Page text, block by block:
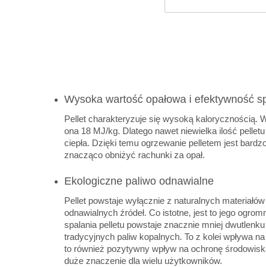
Wysoka wartość opałowa i efektywność
Pellet charakteryzuje się wysoką kalorycznością.
ona 18 MJ/kg. Dlatego nawet niewielka ilość
ciepła. Dzięki temu ogrzewanie pelletem jest
znacząco obniżyć rachunki za opał.
Ekologiczne paliwo odnawialne
Pellet powstaje wyłącznie z naturalnych
odnawialnych źródeł. Co istotne, jest to jego
spalania pelletu powstaje znacznie mniej
tradycyjnych paliw kopalnych. To z kolei wpływa
to również pozytywny wpływ na ochronę
duże znaczenie dla wielu użytkowników.